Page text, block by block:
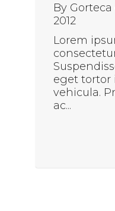
By Gorteca
2012
Lorem
eget tortor
vehicula.
ac...